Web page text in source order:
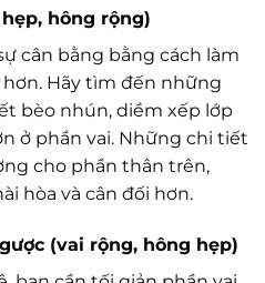
hông rộng)
cân bằng bằng cách làm
Hãy tìm đến những
bèo nhún, diềm xếp lớp
ở phần vai. Những chi tiết
cho phần thân trên,
hòa và cân đối hơn.
(vai rộng, hông hẹp)